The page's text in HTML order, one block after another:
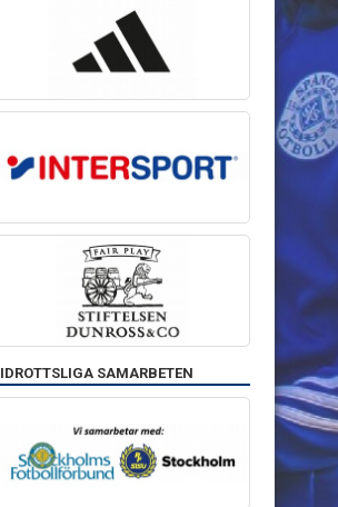
IDROTTSLIGA SAMARBETEN